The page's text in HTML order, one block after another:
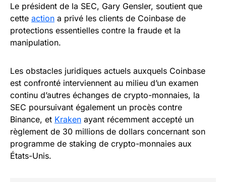
Le président de la SEC, Gary Gensler, soutient que
cette action a privé les clients de Coinbase de
protections essentielles contre la fraude et la
manipulation.
Les obstacles juridiques actuels auxquels Coinbase
est confronté interviennent au milieu d’un examen
continu d’autres échanges de crypto-monnaies, la
SEC poursuivant également un procès contre
Binance, et Kraken ayant récemment accepté un
règlement de 30 millions de dollars concernant son
programme de staking de crypto-monnaies aux
États-Unis.